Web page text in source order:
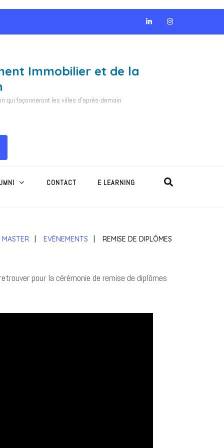
Immobilier et de la
qui façonneront les villes d'après-demain
CONTACT E LEARNING
EVÈNEMENTS REMISE DE DIPLÔMES
pour la cérémonie de remise de diplômes